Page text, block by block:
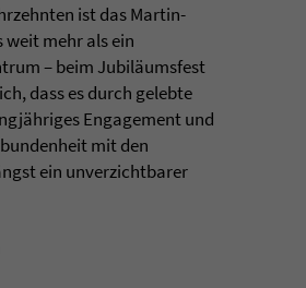
ist das Martin-
weit mehr als ein
– beim Jubiläumsfest
dass es durch gelebte
Engagement und
mit den
ein unverzichtbarer